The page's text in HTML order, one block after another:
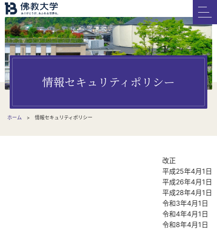
情報セキュリティポリシー
ホーム 情報セキュリティポリシー
改正
平成25年4月1日
平成26年4月1日
平成28年4月1日
令和3年4月1日
令和4年4月1日
令和8年4月1日